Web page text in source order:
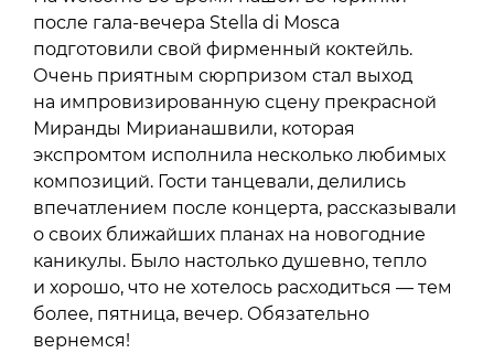
после гала-вечера Stella di Mosca
подготовили свой фирменный коктейль.
Очень приятным сюрпризом стал выход
на импровизированную сцену прекрасной
Миранды Мирианашвили, которая
экспромтом исполнила несколько любимых
композиций. Гости танцевали, делились
впечатлением после концерта, рассказывали
о своих ближайших планах на новогодние
каникулы. Было настолько душевно, тепло
и хорошо, что не хотелось расходиться — тем
более, пятница, вечер. Обязательно
вернемся!